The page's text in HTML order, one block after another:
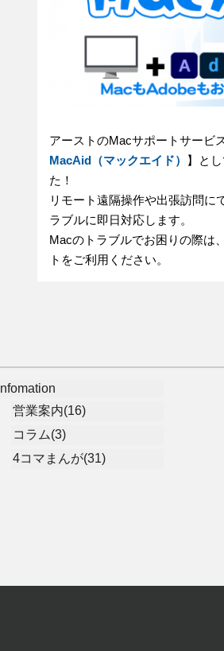
アーストのMacサポートサービ
MacAid（マックエイド）
】と
た！
リモート遠隔操作や出張訪問に
ラブルに即日対応します。
Macのトラブルでお困りの際は
トをご利用ください。
Infomation
営業案内(16)
コラム(3)
4コマまんが(31)